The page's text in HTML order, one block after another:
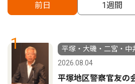
前日 1週間
1
平塚・大磯・二宮・中
2026.08.04
平塚地区警察官友